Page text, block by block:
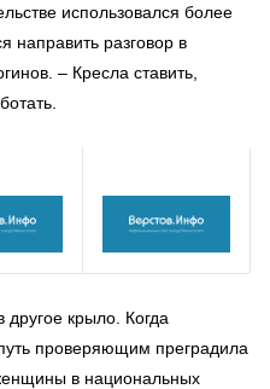
использовался более
направить разговор в
– Кресла ставить,
другое крыло. Когда
проверяющим преградила
в национальных